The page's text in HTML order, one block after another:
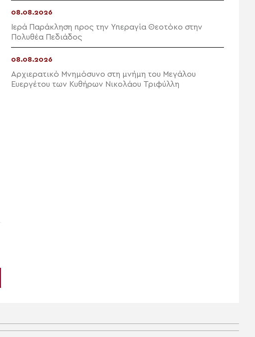
08.08.2026
Ιερά Παράκληση προς την Υπεραγία Θεοτόκο στην
Πολυθέα Πεδιάδος
08.08.2026
Αρχιερατικό Μνημόσυνο στη μνήμη του Μεγάλου
Ευεργέτου των Κυθήρων Νικολάου Τριφύλλη